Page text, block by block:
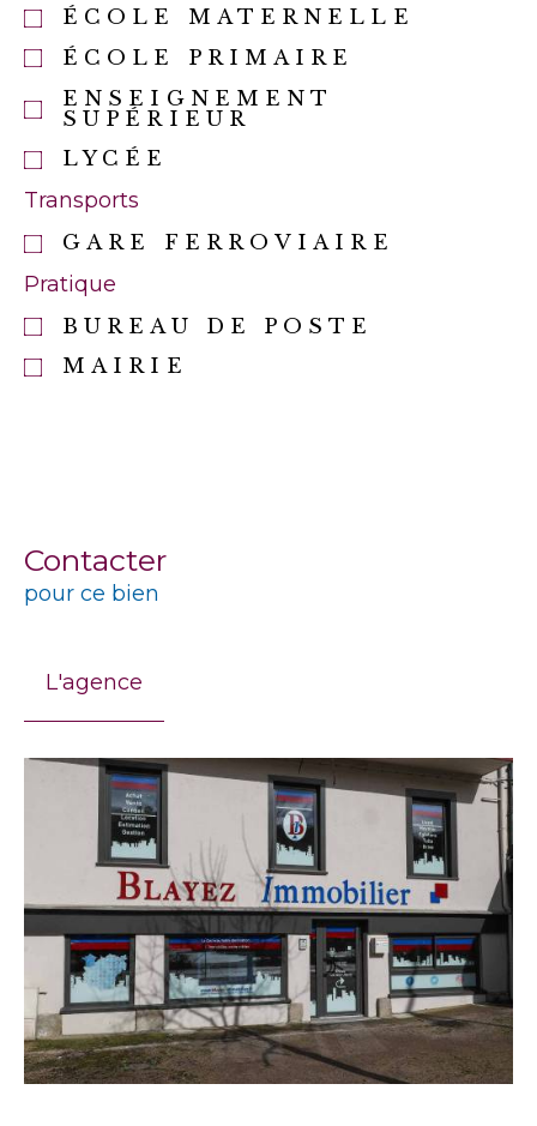
ÉCOLE MATERNELLE
ÉCOLE PRIMAIRE
ENSEIGNEMENT
SUPÉRIEUR
LYCÉE
Transports
GARE FERROVIAIRE
Pratique
BUREAU DE POSTE
MAIRIE
Contacter
pour ce bien
L'agence